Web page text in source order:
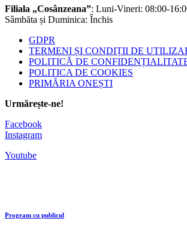
Filiala „Cosânzeana”: Luni-Vineri: 08:00-
Sâmbăta și Duminica: Închis
GDPR
TERMENI ȘI CONDIȚII DE
POLITICĂ DE
POLITICA DE COOKIES
PRIMĂRIA ONEȘTI
Urmărește-ne!
Facebook
Instagram
Youtube
Program cu publicul